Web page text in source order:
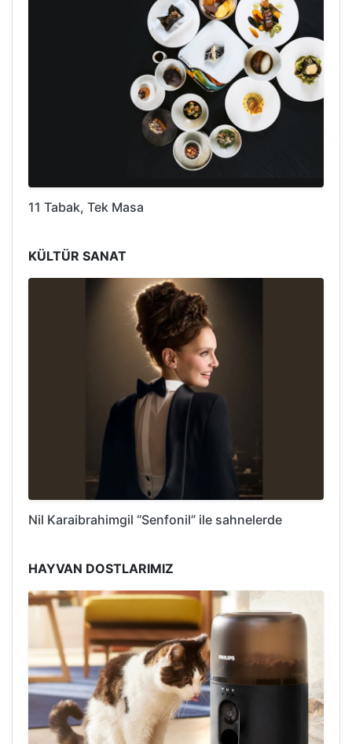
11 Tabak, Tek Masa
KÜLTÜR SANAT
Nil Karaibrahimgil “Senfonil” ile sahnelerde
HAYVAN DOSTLARIMIZ